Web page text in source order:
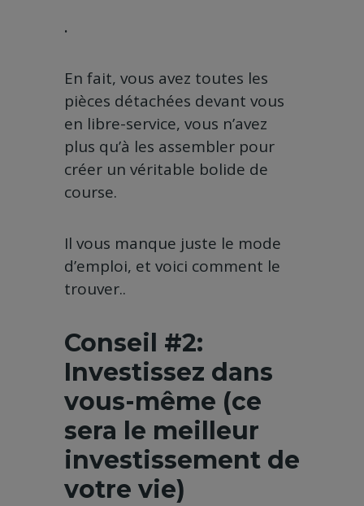
.
En fait, vous avez toutes les
pièces détachées devant vous
en libre-service, vous n’avez
plus qu’à les assembler pour
créer un véritable bolide de
course.
Il vous manque juste le mode
d’emploi, et voici comment le
trouver..
Conseil #2:
Investissez dans
vous-même (ce
sera le meilleur
investissement de
votre vie)